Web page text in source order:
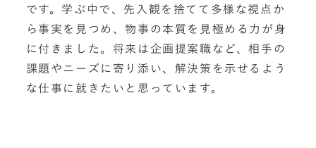
です。学ぶ中で、先入観を捨てて多様な視点か
ら事実を見つめ、物事の本質を見極める力が身
に付きました。将来は企画提案職など、相手の
課題やニーズに寄り添い、解決策を示せるよう
な仕事に就きたいと思っています。